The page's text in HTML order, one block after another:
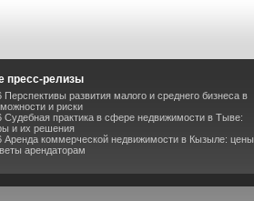
пресс-релизы
Перспективы развития малого и среднего бизнеса в
и риски
Судебная практика в сфере недвижимости в Тыве:
и их решения
Аренда коммерческой недвижимости в Кызыле: цены,
арендаторам